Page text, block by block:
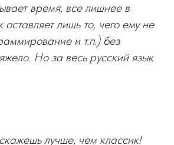
время, все лишнее в
оставляет лишь то, чего ему не
и т.п.) без
Но за весь русский язык
лучше, чем классик!